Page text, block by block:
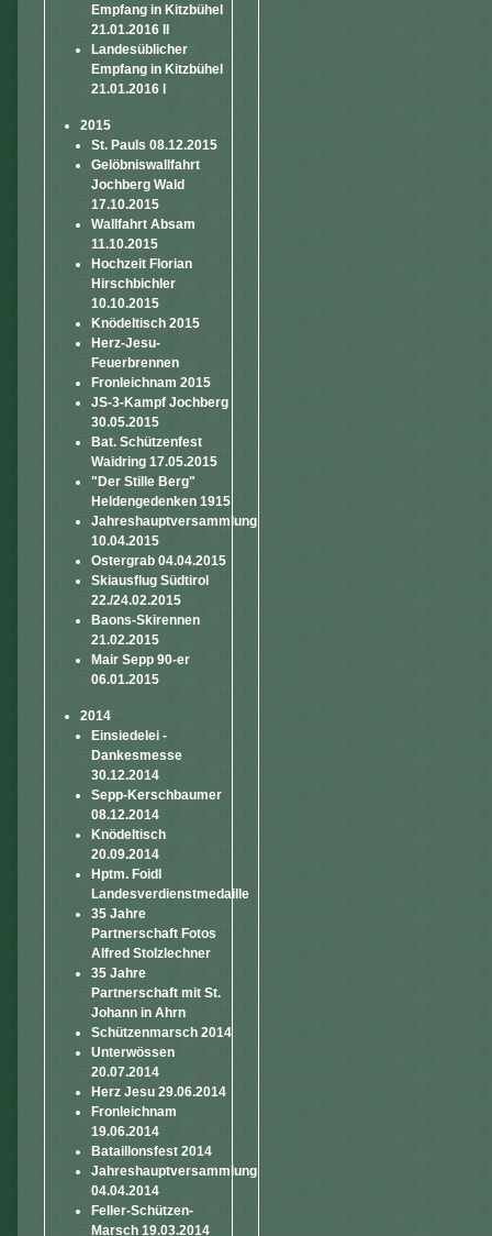
Empfang in Kitzbühel
21.01.2016 II
Landesüblicher
Empfang in Kitzbühel
21.01.2016 I
2015
St. Pauls 08.12.2015
Gelöbniswallfahrt
Jochberg Wald
17.10.2015
Wallfahrt Absam
11.10.2015
Hochzeit Florian
Hirschbichler
10.10.2015
Knödeltisch 2015
Herz-Jesu-
Feuerbrennen
Fronleichnam 2015
JS-3-Kampf Jochberg
30.05.2015
Bat. Schützenfest
Waidring 17.05.2015
"Der Stille Berg"
Heldengedenken 1915
Jahreshauptversammlung
10.04.2015
Ostergrab 04.04.2015
Skiausflug Südtirol
22./24.02.2015
Baons-Skirennen
21.02.2015
Mair Sepp 90-er
06.01.2015
2014
Einsiedelei -
Dankesmesse
30.12.2014
Sepp-Kerschbaumer
08.12.2014
Knödeltisch
20.09.2014
Hptm. Foidl
Landesverdienstmedaille
35 Jahre
Partnerschaft Fotos
Alfred Stolzlechner
35 Jahre
Partnerschaft mit St.
Johann in Ahrn
Schützenmarsch 2014
Unterwössen
20.07.2014
Herz Jesu 29.06.2014
Fronleichnam
19.06.2014
Bataillonsfest 2014
Jahreshauptversammlung
04.04.2014
Feller-Schützen-
Marsch 19.03.2014